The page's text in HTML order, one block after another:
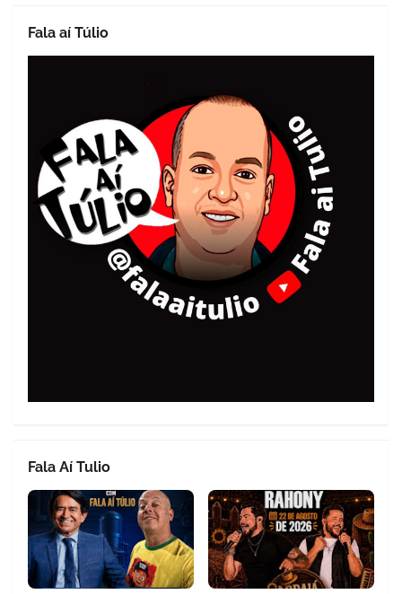
Fala aí Túlio
Fala Aí Tulio